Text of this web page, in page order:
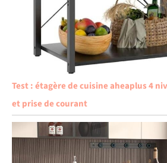
Test : étagère de cuisine aheaplus 4
et prise de courant